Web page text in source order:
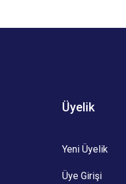
Üyelik
Yeni Üyelik
Üye Girişi